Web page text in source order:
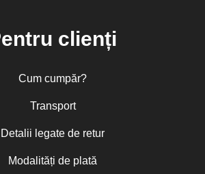
clienți
Cum cumpăr?
Transport
Detalii legate de retur
Modalități de plată